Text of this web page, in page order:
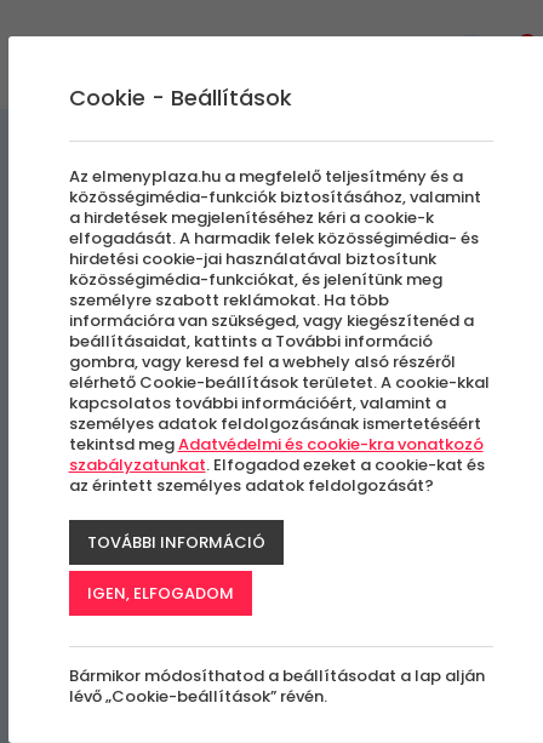
Kincskereső borkóstoló 6
édes borral | 2 fő
Mád
Cookie - Beállítások
Az elmenyplaza.hu a megfelelő teljesítmény és a
közösségimédia-funkciók biztosításához, valamint
a hirdetések megjelenítéséhez kéri a cookie-k
elfogadását. A harmadik felek közösségimédia- és
hirdetési cookie-jai használatával biztosítunk
közösségimédia-funkciókat, és jelenítünk meg
személyre szabott reklámokat. Ha több
információra van szükséged, vagy kiegészítenéd a
beállításaidat, kattints a További információ
gombra, vagy keresd fel a webhely alsó részéről
elérhető Cookie-beállítások területet. A cookie-kkal
kapcsolatos további információért, valamint a
személyes adatok feldolgozásának ismertetéséért
tekintsd megAdatvédelmi és cookie-kra vonatkozó
szabályzatunkat. Elfogadod ezeket a cookie-kat és
az érintett személyes adatok feldolgozását?
TOVÁBBI INFORMÁCIÓ
IGEN, ELFOGADOM
Bármikor módosíthatod a beállításodat a lap alján
lévő „Cookie-beállítások” révén.